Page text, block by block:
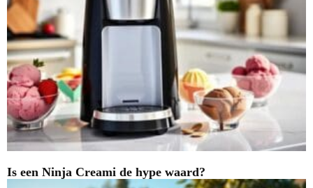
Is een Ninja Creami de hype waard?